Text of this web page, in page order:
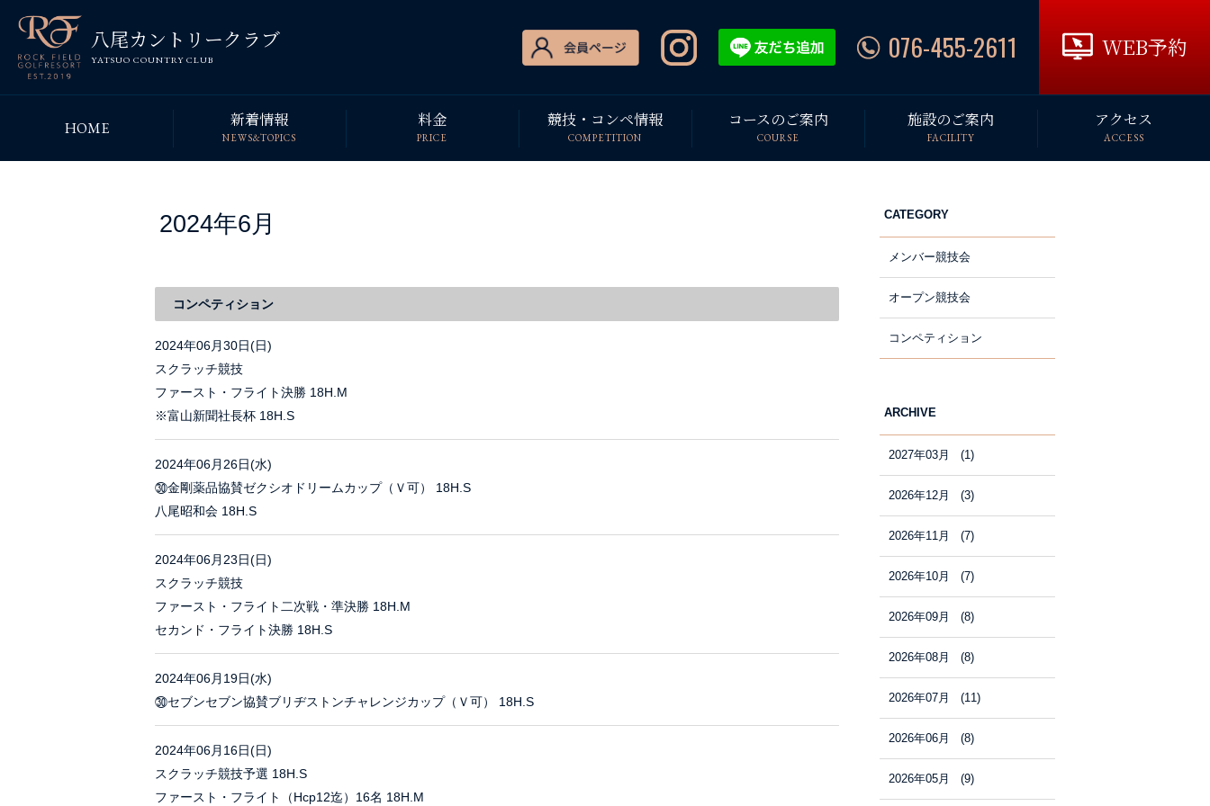
八尾カントリークラブ
YATSUO COUNTRY CLUB 076-455-2611 WEB予約
HOME 新着情報
NEWS&TOPICS
料金
PRICE
競技・コンペ情報
COMPETITION
コースのご案内
COURSE
施設のご案内
FACILITY
アクセス
ACCESS
2024年6月
コンペティション
2024年06月30日(日)
スクラッチ競技
ファースト・フライト決勝 18H.M
※富山新聞社長杯 18H.S
2024年06月26日(水)
㉚金剛薬品協賛ゼクシオドリームカップ（Ｖ可） 18H.S
八尾昭和会 18H.S
2024年06月23日(日)
スクラッチ競技
ファースト・フライト二次戦・準決勝 18H.M
セカンド・フライト決勝 18H.S
2024年06月19日(水)
㉚セブンセブン協賛ブリヂストンチャレンジカップ（Ｖ可） 18H.S
2024年06月16日(日)
スクラッチ競技予選 18H.S
ファースト・フライト（Hcp12迄）16名 18H.M
CATEGORY
メンバー競技会
オープン競技会
コンペティション
ARCHIVE
2027年03月 (1)
2026年12月 (3)
2026年11月 (7)
2026年10月 (7)
2026年09月 (8)
2026年08月 (8)
2026年07月 (11)
2026年06月 (8)
2026年05月 (9)